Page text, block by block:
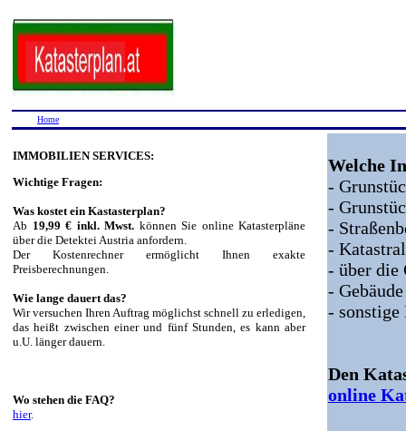
Home
IMMOBILIEN SERVICES:
Wichtige Fragen:
Was kostet ein Kastasterplan?
Ab 19,99 € inkl. Mwst. können Sie online Katasterpläne
über die Detektei Austria anfordern.
Der Kostenrechner ermöglicht Ihnen exakte
Preisberechnungen.
Wie lange dauert das?
Wir versuchen Ihren Auftrag möglichst schnell zu erledigen,
das heißt zwischen einer und fünf Stunden, es kann aber
u.U. länger dauern.
Wo stehen die FAQ?
hier.
Welche
-
-
-
-
- über die
- Gebäude
-
Den
online